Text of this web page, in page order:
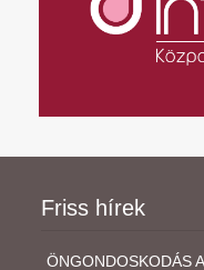
Friss hírek
ÖNGONDOSKODÁS